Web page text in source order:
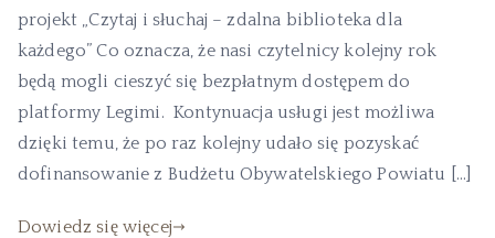
projekt „Czytaj i słuchaj – zdalna biblioteka dla
każdego” Co oznacza, że nasi czytelnicy kolejny rok
będą mogli cieszyć się bezpłatnym dostępem do
platformy Legimi. Kontynuacja usługi jest możliwa
dzięki temu, że po raz kolejny udało się pozyskać
dofinansowanie z Budżetu Obywatelskiego Powiatu […]
Dowiedz się więcej